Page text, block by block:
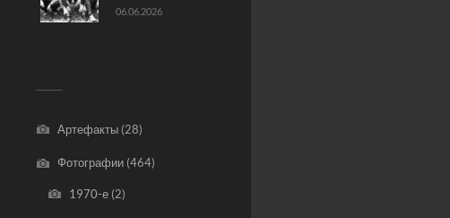
06.06.2026
Артефакты (28)
Фотографии (464)
1970-е(2)